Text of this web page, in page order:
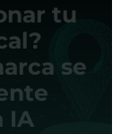
tu
se
IA